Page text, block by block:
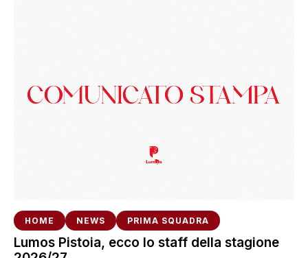
HOME NEWS PRIMA SQUADRA
Lumos Pistoia, ecco lo staff della stagione